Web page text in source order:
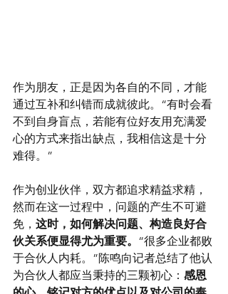
作为朋友，正是因为各自的不同，才能
通过互补和纠错而成就彼此。“有时会看
不到自身盲点，若能有位好友用充满爱
心的方式来指出缺点，我相信这是十分
难得。”
作为创业伙伴，双方都追求精益求精，
然而在这一过程中，问题的产生不可避
免， 这时，如何解决问题、构造良好合
伙关系便显得尤为重要。 “很多企业都败
于合伙人内耗。”陈鸣向记者总结了他认
为合伙人都应当秉持的三颗初心： 感恩